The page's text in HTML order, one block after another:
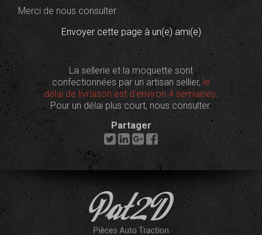
Merci de nous consulter
Envoyer cette page à un(e) ami(e)
La sellerie et la moquette sont
confectionnées par un artisan sellier, le
délai de livraison est d'environ 4 semaines.
Pour un délai plus court, nous consulter.
Partager